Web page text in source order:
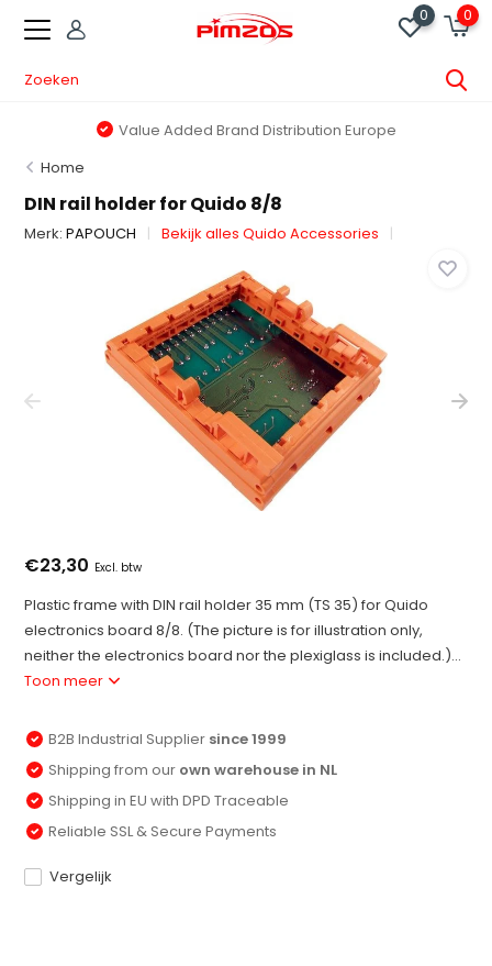
0 0
Value Added Brand Distribution Europe
Home
DIN rail holder for Quido 8/8
Merk:PAPOUCH Bekijk alles Quido Accessories
€23,30 Excl. btw
Plastic frame with DIN rail holder 35 mm (TS 35) for Quido
electronics board 8/8. (The picture is for illustration only,
neither the electronics board nor the plexiglass is included.)...
Toon meer
B2B Industrial Supplier since 1999
Shipping from our own warehouse in NL
Shipping in EU with DPD Traceable
Reliable SSL & Secure Payments
Vergelijk